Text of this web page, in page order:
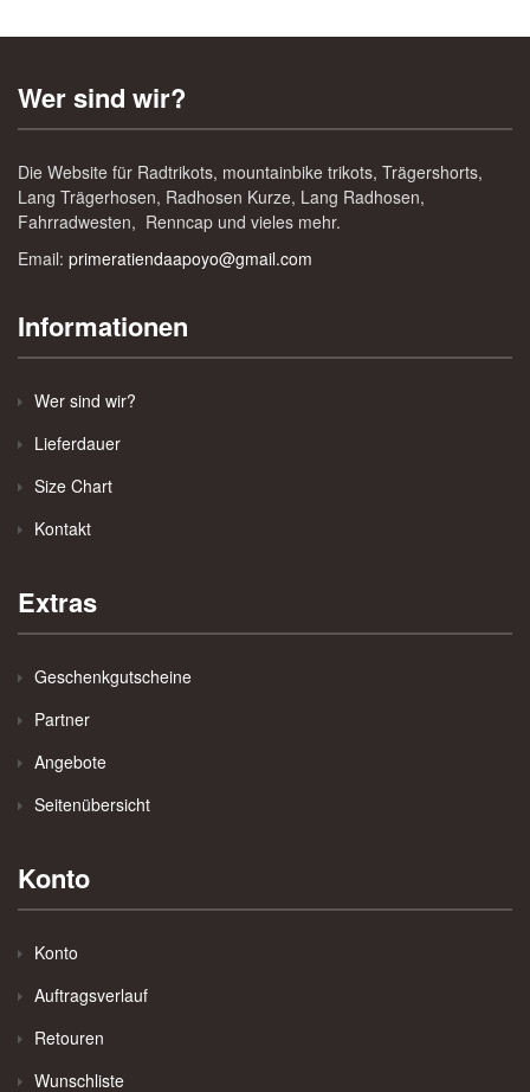
Wer sind wir?
Die Website für Radtrikots, mountainbike trikots, Trägershorts,
Lang Trägerhosen, Radhosen Kurze, Lang Radhosen,
Fahrradwesten, Renncap und vieles mehr.
Email: primeratiendaapoyo@gmail.com
Informationen
Wer sind wir?
Lieferdauer
Size Chart
Kontakt
Extras
Geschenkgutscheine
Partner
Angebote
Seitenübersicht
Konto
Konto
Auftragsverlauf
Retouren
Wunschliste